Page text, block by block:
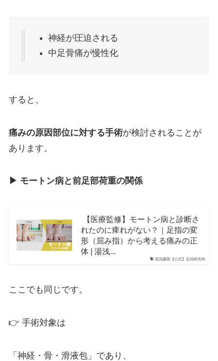
神経が圧迫される
中足骨痛が慢性化
すると、
痛みの原因部位に対する手術が検討されることが
あります。
▶︎ モートン病と前足部荷重の関係
湯浅慶朗【公式】足指研究所
【医療監修】モートン病と診断さ
れたのに痺れがない？｜足指の変
形（屈み指）から考える痛みの正
体 | 湯浅...
ここでも同じです。
👉 手術対象は
「神経・骨・滑液包」であり、